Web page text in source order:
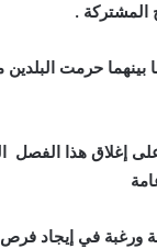
المشتركة .
بينهما حرمت
إغلاق هذا الفصل
ورغبة في إيجاد فرص